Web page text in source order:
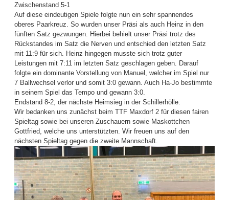
Zwischenstand 5-1
Auf diese eindeutigen Spiele folgte nun ein sehr spannendes
oberes Paarkreuz. So wurden unser Präsi als auch Heinz in den
fünften Satz gezwungen. Hierbei behielt unser Präsi trotz des
Rückstandes im Satz die Nerven und entschied den letzten Satz
mit 11:9 für sich. Heinz hingegen musste sich trotz guter
Leistungen mit 7:11 im letzten Satz geschlagen geben. Darauf
folgte ein dominante Vorstellung von Manuel, welcher im Spiel nur
7 Ballwechsel verlor und somit 3:0 gewann. Auch Ha-Jo bestimmte
in seinem Spiel das Tempo und gewann 3:0.
Endstand 8-2, der nächste Heimsieg in der Schillerhölle.
Wir bedanken uns zunächst beim TTF Maxdorf 2 für diesen fairen
Spieltag sowie bei unseren Zuschauern sowie Maskottchen
Gottfried, welche uns unterstützten. Wir freuen uns auf den
nächsten Spieltag gegen die zweite Mannschaft.